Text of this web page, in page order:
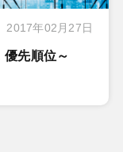
2017年02月27日
先順位～